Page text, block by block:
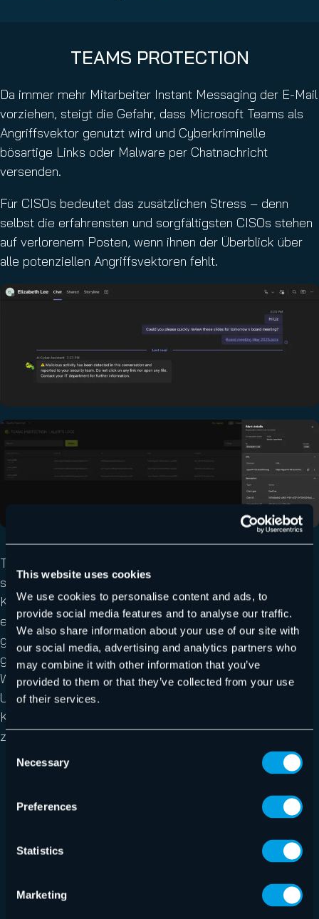
This website uses cookies
We use cookies to personalise content and ads, to
provide social media features and to analyse our traffic.
We also share information about your use of our site with
our social media, advertising and analytics partners who
may combine it with other information that you’ve
provided to them or that they’ve collected from your use
of their services.
Selection
Necessary
Preferences
Statistics
Marketing
TEAMS PROTECTION
Da immer mehr Mitarbeiter Instant Messaging der E-Mail
vorziehen, steigt die Gefahr, dass Microsoft Teams als
Angriffsvektor genutzt wird und Cyberkriminelle
bösartige Links oder Malware per Chatnachricht
versenden.
Für CISOs bedeutet das zusätzlichen Stress – denn
selbst die erfahrensten und sorgfältigsten CISOs stehen
auf verlorenem Posten, wenn ihnen der Überblick über
alle potenziellen Angriffsvektoren fehlt.
Teams Protection schützt Ihre Umgebung vor
schädlichen Nachrichten von intern kompromittierten
Konten oder aus Teams-Konversationen, die mit
externen Gesprächspartnern initiiert wurden. Dies
geschieht, indem Nachrichten, die URLs beinhalten,
gescannt und verdächtige Inhalte sofort per
Warnmeldung über den AI Cyber Assistant Bot in der
Unterhaltung angezeigt werden. Dabei kommt dieselbe
KI-Technologie wie bei Hornetsecuritys Secure Links
zum Einsatz:
Intelligente Musteranalyse prüft wichtige URL- und
Skripte), um schädliche Inhalte zu identifizieren
Merkmale von URLs und Webseiten, um
schädliches Verhalten, Verschleierungstechniken
Deep Learning: Computer-Vision-Modelle